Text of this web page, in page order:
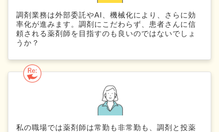
調剤業務は外部委託やAI、機械化により、さらに効
率化が進みます。調剤にこだわらず、患者さんに信
頼される薬剤師を目指すのも良いのではないでしょ
うか？
私の職場では薬剤師は常勤も非常勤も、調剤と投薬